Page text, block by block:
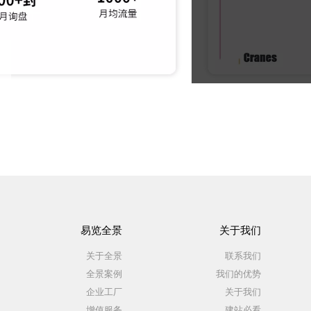
易览全景
关于全景
全景案例
企业工厂
关于我们
联系我们
我们的优势
关于我们